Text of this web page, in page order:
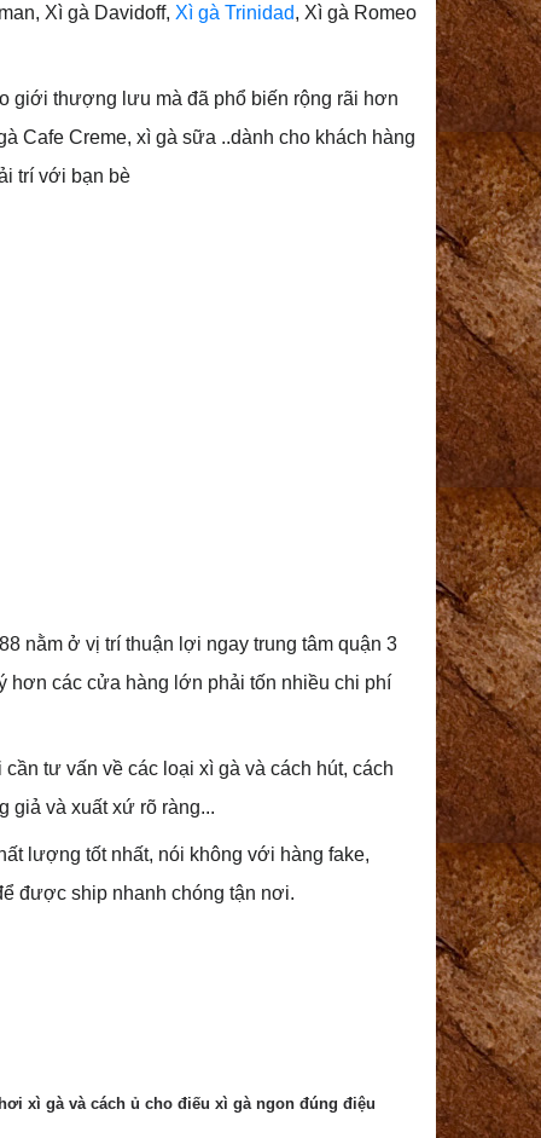
Xì gà Davidoff, Xì gà Trinidad, Xì gà Romeo
giới thượng lưu mà đã phổ biến rộng rãi hơn
Cafe Creme, xì gà sữa ..dành cho khách hàng
trí với bạn bè
nằm ở vị trí thuận lợi ngay trung tâm quận 3
hơn các cửa hàng lớn phải tốn nhiều chi phí
tư vấn về các loại xì gà và cách hút, cách
giả và xuất xứ rõ ràng...
lượng tốt nhất, nói không với hàng fake,
được ship nhanh chóng tận nơi.
xì gà và cách ủ cho điếu xì gà ngon đúng điệu